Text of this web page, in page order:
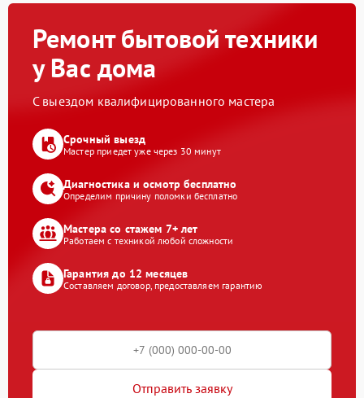
Ремонт бытовой техники
у Вас дома
С выездом квалифицированного мастера
Срочный выезд
Мастер приедет уже через 30 минут
Диагностика и осмотр бесплатно
Определим причину поломки бесплатно
Мастера со стажем 7+ лет
Работаем с техникой любой сложности
Гарантия до 12 месяцев
Составляем договор, предоставляем гарантию
Отправить заявку